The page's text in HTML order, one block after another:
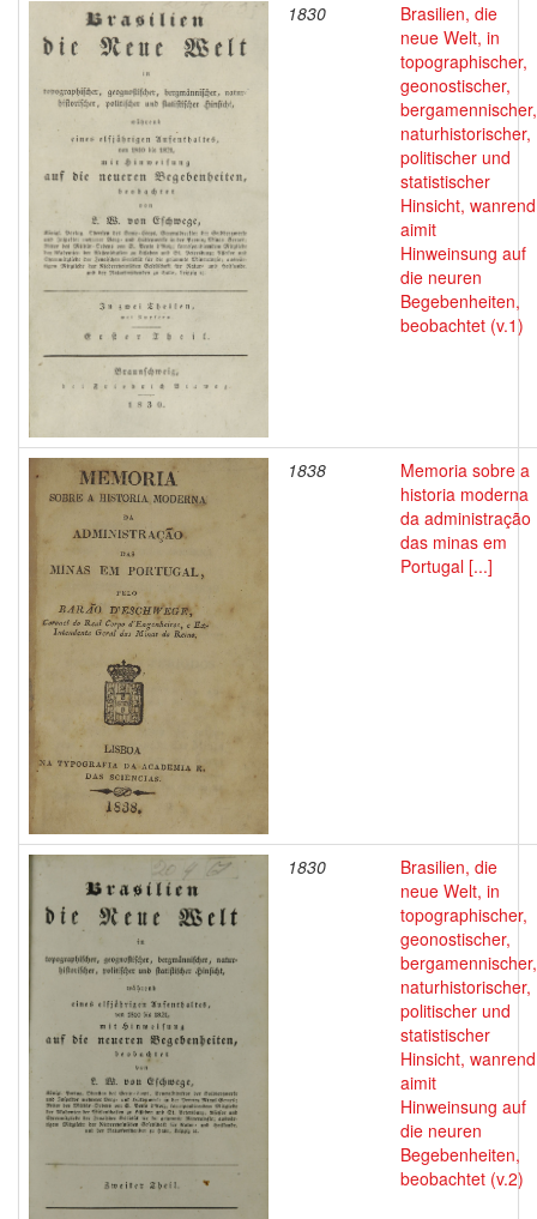
1830
Brasilien, die
neue Welt, in
topographischer,
geonostischer,
bergamennischer,
naturhistorischer,
politischer und
statistischer
Hinsicht, wanrend
aimit
Hinweinsung auf
die neuren
Begebenheiten,
beobachtet (v.1)
1838
Memoria sobre a
historia moderna
da administração
das minas em
Portugal [...]
1830
Brasilien, die
neue Welt, in
topographischer,
geonostischer,
bergamennischer,
naturhistorischer,
politischer und
statistischer
Hinsicht, wanrend
aimit
Hinweinsung auf
die neuren
Begebenheiten,
beobachtet (v.2)